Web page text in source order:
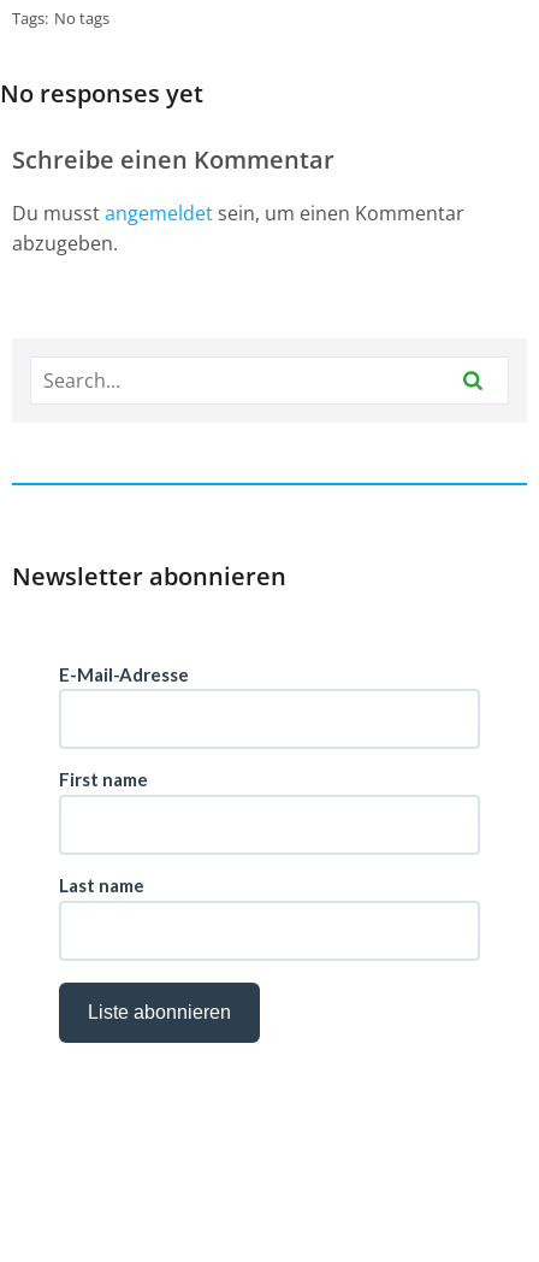
Tags: No tags
No responses yet
Schreibe einen Kommentar
Du musstangemeldet sein, um einen Kommentar
abzugeben.
Newsletter abonnieren